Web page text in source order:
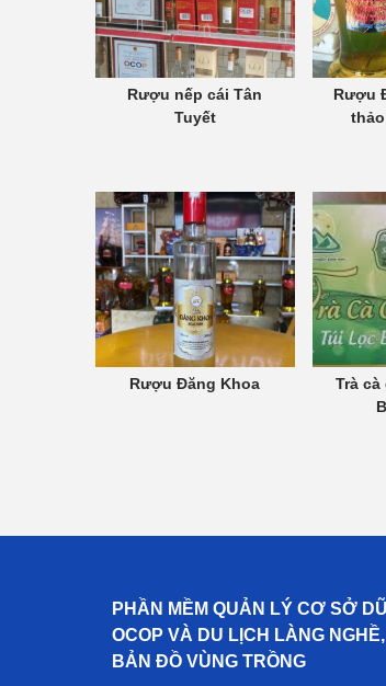
Rượu nếp cái Tân
Tuyết
Rượu
Rượu Đăng Khoa
Trà
PHẦN MỀM QUẢN LÝ CƠ SỞ
OCOP VÀ DU LỊCH LÀNG
BẢN ĐỒ VÙNG TRỒNG